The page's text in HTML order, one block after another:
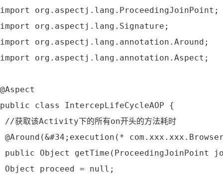
import org.aspectj.lang.ProceedingJoinPoint;
import org.aspectj.lang.Signature;
import org.aspectj.lang.annotation.Around;
import org.aspectj.lang.annotation.Aspect;
@Aspect
public class IntercepLifeCycleAOP {
//获取该Activity下的所有on开头的方法耗时
@Around(&#34;execution(*
public Object getTime(ProceedingJoinPoint
Object proceed = null;